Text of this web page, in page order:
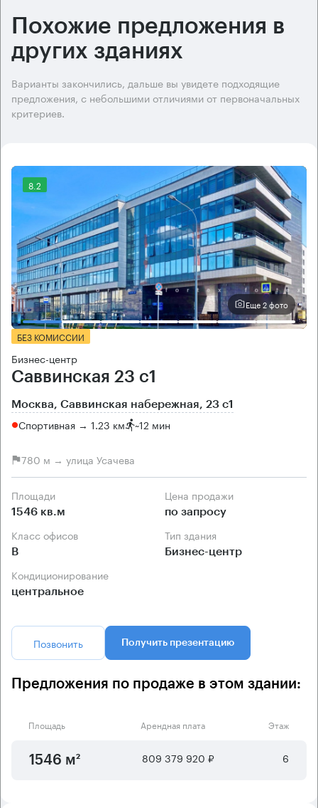
Похожие предложения в
других зданиях
Варианты закончились, дальше вы увидете подходящие
предложения, с небольшими отличиями от первоначальных
критериев.
8.2
Еще 2 фото
БЕЗ КОМИССИИ
Бизнес-центр
Саввинская 23 с1
Москва, Саввинская набережная, 23 с1
Спортивная → 1.23 км ~12 мин
780 м → улица Усачева
Площади
1546 кв.м
Цена продажи
по запросу
Класс офисов
B
Тип здания
Бизнес-центр
Кондиционирование
центральное
Позвонить Получить презентацию
Предложения по продаже в этом здании:
Площадь Арендная плата Этаж
1546 м² 809 379 920 ₽ 6